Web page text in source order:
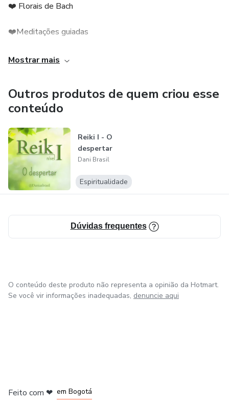
❤️ Florais de Bach
❤️Meditações guiadas
🌟Leitura Registros Akashikos
🌟CURSO REIKI NÍVEL I
🌟CURSO REIKI NÍVEL II
🌟CURSO REIKI NÍVEL III-A
🌟CURSO MESTRADO REIKI
Mostrar mais
Outros produtos de quem criou esse
conteúdo
Reiki I - O
despertar
Dani Brasil
Espiritualidade
Dúvidas frequentes
O conteúdo deste produto não representa a opinião da Hotmart.
Se você vir informações inadequadas, denuncie aqui
Feito com ❤ em Bogotá